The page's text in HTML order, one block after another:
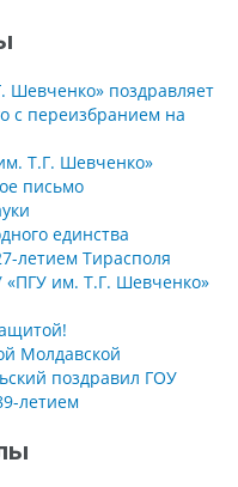
Шевченко» поздравляет
с переизбранием на
Т.Г. Шевченко»
письмо
единства
летием Тирасполя
«ПГУ им. Т.Г. Шевченко»
Молдавской
поздравил ГОУ
летием